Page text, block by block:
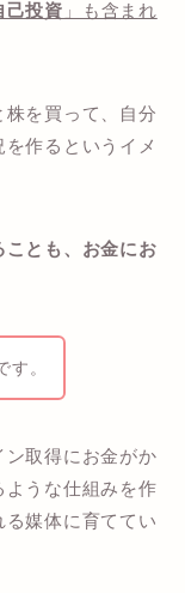
己投資 」も含まれ
を買って、自分
作るというイメ
ことも、お金にお
す。
取得にお金がか
うな仕組みを作
媒体に育ててい